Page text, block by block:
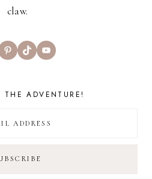
claw.
Pinterest
TikTokYouTube
ADVENTURE!